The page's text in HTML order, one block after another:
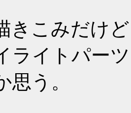
きこみだけ
ライトパー
思う。